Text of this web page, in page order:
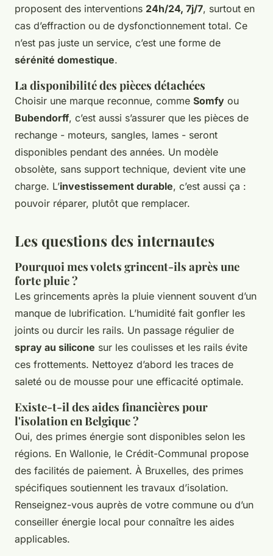
proposent des interventions 24h/24, 7j/7, surtout en
cas d’effraction ou de dysfonctionnement total. Ce
n’est pas juste un service, c’est une forme de
sérénité domestique.
La disponibilité des pièces détachées
Choisir une marque reconnue, comme Somfy ou
Bubendorff, c’est aussi s’assurer que les pièces de
rechange - moteurs, sangles, lames - seront
disponibles pendant des années. Un modèle
obsolète, sans support technique, devient vite une
charge. L’investissement durable, c’est aussi ça :
pouvoir réparer, plutôt que remplacer.
Les questions des internautes
Pourquoi mes volets grincent-ils après une
forte pluie ?
Les grincements après la pluie viennent souvent d’un
manque de lubrification. L’humidité fait gonfler les
joints ou durcir les rails. Un passage régulier de
spray au silicone sur les coulisses et les rails évite
ces frottements. Nettoyez d’abord les traces de
saleté ou de mousse pour une efficacité optimale.
Existe-t-il des aides financières pour
l'isolation en Belgique ?
Oui, des primes énergie sont disponibles selon les
régions. En Wallonie, le Crédit-Communal propose
des facilités de paiement. À Bruxelles, des primes
spécifiques soutiennent les travaux d’isolation.
Renseignez-vous auprès de votre commune ou d’un
conseiller énergie local pour connaître les aides
applicables.